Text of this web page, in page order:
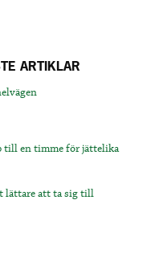
ARTIKLAR
till en timme för jättelika
lättare att ta sig till